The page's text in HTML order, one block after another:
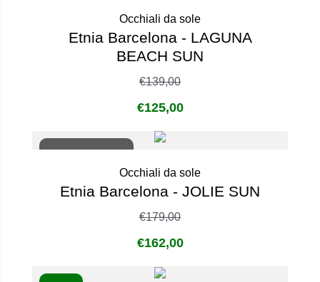
Occhiali da sole
Etnia Barcelona - LAGUNA
BEACH SUN
€139,00
€125,00
Occhiali da sole
Etnia Barcelona - JOLIE SUN
€179,00
€162,00